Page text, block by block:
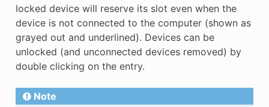
locked device will reserve its slot even when the
device is not connected to the computer (shown as
grayed out and underlined). Devices can be
unlocked (and unconnected devices removed) by
double clicking on the entry.
Note